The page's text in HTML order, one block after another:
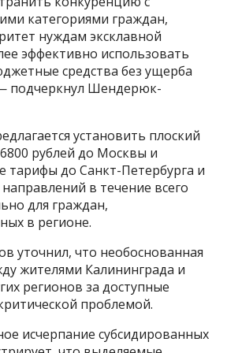
категориями граждан,
нуждам эксклавной
эффективно использовать
средства без ущерба
подчеркнул Шендерюк-
установить плоский
рублей до Москвы и
тарифы до Санкт-Петербурга и
в течение всего
для граждан,
в регионе.
уточнил, что необоснованная
жителями Калининграда и
регионов за доступные
проблемой.
исчерпание субсидированных